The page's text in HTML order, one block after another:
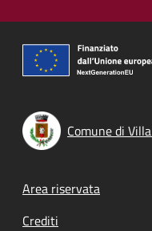
Comune di
Footer menu
Area riservata
Crediti